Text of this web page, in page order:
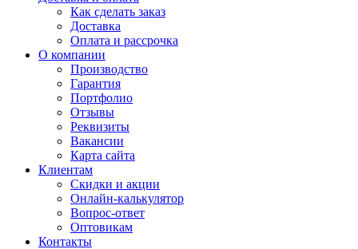
Как сделать заказ
Доставка
Оплата и рассрочка
О компании
Производство
Гарантия
Портфолио
Отзывы
Реквизиты
Вакансии
Карта сайта
Клиентам
Скидки и акции
Онлайн-калькулятор
Вопрос-ответ
Оптовикам
Контакты